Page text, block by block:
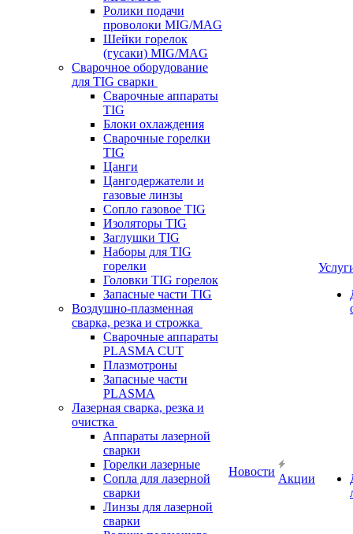
Ролики подачи
проволоки MIG/MAG
Шейки горелок
(гусаки) MIG/MAG
Сварочное оборудование
для TIG сварки
Сварочные аппараты
TIG
Блоки охлаждения
Сварочные горелки
TIG
Цанги
Цангодержатели и
газовые линзы
Сопло газовое TIG
Изоляторы TIG
Заглушки TIG
Наборы для TIG
горелки
Головки TIG горелок
Запасные части TIG
Воздушно-плазменная
сварка, резка и строжка
Сварочные аппараты
PLASMA CUT
Плазмотроны
Запасные части
PLASMA
Лазерная сварка, резка и
очистка
Аппараты лазерной
сварки
Горелки лазерные
Сопла для лазерной
сварки
Линзы для лазерной
сварки
Новости
Акции